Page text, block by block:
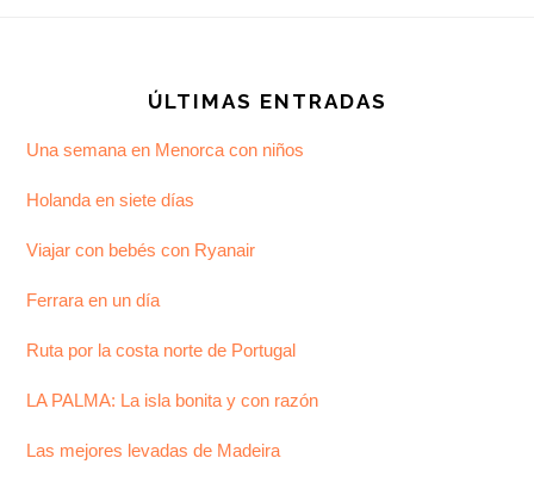
ÚLTIMAS ENTRADAS
Una semana en Menorca con niños
Holanda en siete días
Viajar con bebés con Ryanair
Ferrara en un día
Ruta por la costa norte de Portugal
LA PALMA: La isla bonita y con razón
Las mejores levadas de Madeira